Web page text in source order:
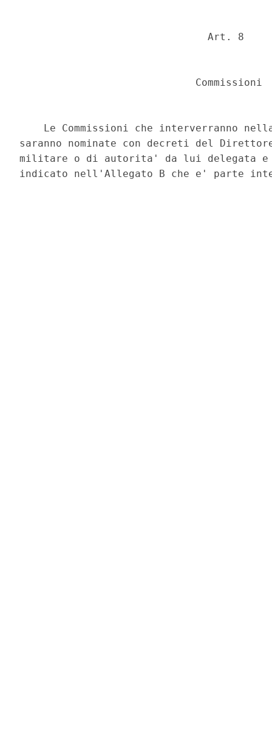
                               Art. 8
                             Commissioni
Le Commissioni che interverranno
saranno nominate con decreti del
militare o di autorita' da lui delegata e